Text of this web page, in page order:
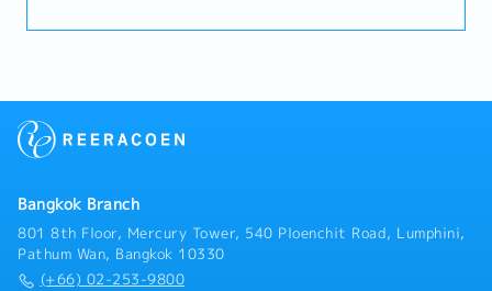
ています。品質管理、信頼性評価、研究・設計といった
な事業拡大を進めています。【業務内容】・電話やメー
らの問い合わせ対応および業務サポート・見積書、受注
連部署との連携および調整業務・営業部門の事務業務全
般のサポート・業務効率化および顧客満足度向上に向け
たサポート業務
Bangkok Branch
801 8th Floor, Mercury Tower, 540 Ploenchit Road, Lumphini,
Pathum Wan, Bangkok 10330
(+66) 02-253-9800